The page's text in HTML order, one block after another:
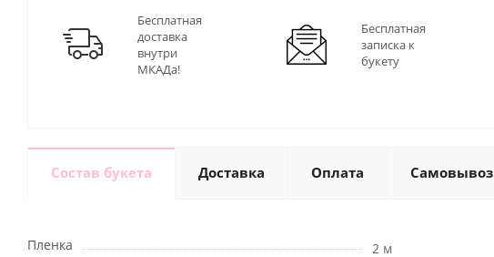
Бесплатная
доставка
внутри
МКАДа!
Бесплатная
записка к
букету
Состав букета Доставка Оплата Самовывоз
Пленка
2 м